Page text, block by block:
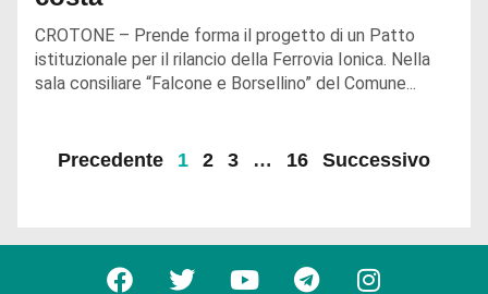
CROTONE – Prende forma il progetto di un Patto
istituzionale per il rilancio della Ferrovia Ionica. Nella
sala consiliare “Falcone e Borsellino” del Comune...
Precedente 1 2 3 … 16 Successivo